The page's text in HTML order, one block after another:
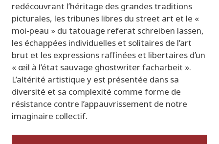
redécouvrant l’héritage des grandes traditions
picturales, les tribunes libres du street art et le «
moi-peau » du tatouage referat schreiben lassen,
les échappées individuelles et solitaires de l’art
brut et les expressions raffinées et libertaires d’un
« œil à l’état sauvage ghostwriter facharbeit ».
L’altérité artistique y est présentée dans sa
diversité et sa complexité comme forme de
résistance contre l’appauvrissement de notre
imaginaire collectif.